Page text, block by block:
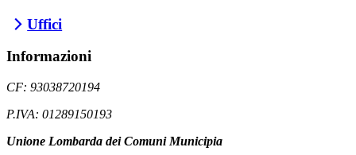
Uffici
Informazioni
CF: 93038720194
P.IVA: 01289150193
Unione Lombarda dei Comuni Municipia